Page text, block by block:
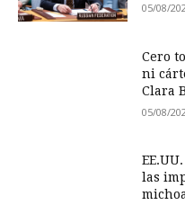
05/08/
Cero
ni
Clara
05/08/
las